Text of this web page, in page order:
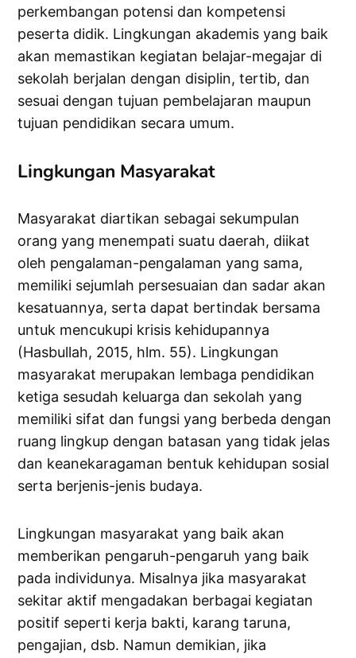
perkembangan potensi dan kompetensi
peserta didik. Lingkungan akademis yang baik
akan memastikan kegiatan belajar-megajar di
sekolah berjalan dengan disiplin, tertib, dan
sesuai dengan tujuan pembelajaran maupun
tujuan pendidikan secara umum.
Lingkungan Masyarakat
Masyarakat diartikan sebagai sekumpulan
orang yang menempati suatu daerah, diikat
oleh pengalaman-pengalaman yang sama,
memiliki sejumlah persesuaian dan sadar akan
kesatuannya, serta dapat bertindak bersama
untuk mencukupi krisis kehidupannya
(Hasbullah, 2015, hlm. 55). Lingkungan
masyarakat merupakan lembaga pendidikan
ketiga sesudah keluarga dan sekolah yang
memiliki sifat dan fungsi yang berbeda dengan
ruang lingkup dengan batasan yang tidak jelas
dan keanekaragaman bentuk kehidupan sosial
serta berjenis-jenis budaya.
Lingkungan masyarakat yang baik akan
memberikan pengaruh-pengaruh yang baik
pada individunya. Misalnya jika masyarakat
sekitar aktif mengadakan berbagai kegiatan
positif seperti kerja bakti, karang taruna,
pengajian, dsb. Namun demikian, jika